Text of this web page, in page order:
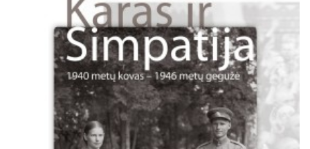
Išparduota
Užsienio autorių literatūra
Trileriai, detektyvai
Klasika
Apsakymai, novelės
Poezija, pjesės
Pirmoji knyga (PK)
Lietuvių literatūros lobynas. XX amžius